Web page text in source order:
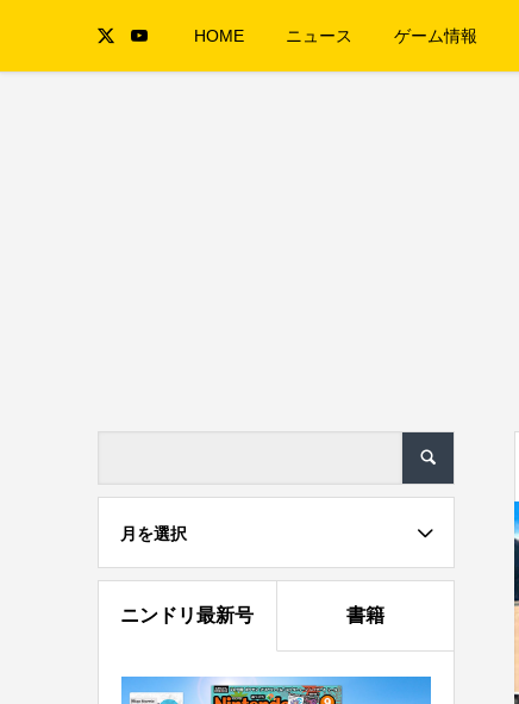
HOME ニュース ゲーム情報
月を選択
ニンドリ最新号 書籍